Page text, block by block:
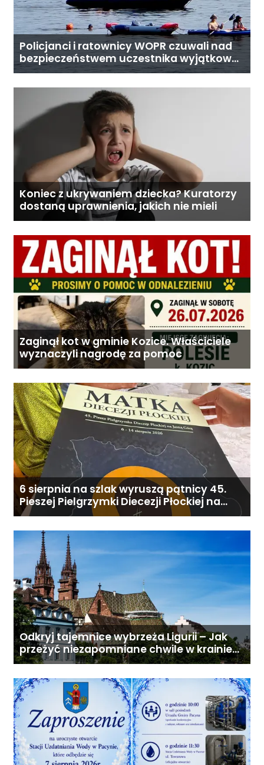
Policjanci i ratownicy WOPR czuwali nad
bezpieczeństwem uczestnika wyjątkowej
wyprawy
Koniec z ukrywaniem dziecka? Kuratorzy
dostaną uprawnienia, jakich nie mieli
Zaginął kot w gminie Kozice. Właściciele
wyznaczyli nagrodę za pomoc
6 sierpnia na szlak wyruszą pątnicy 45.
Pieszej Pielgrzymki Diecezji Płockiej na
Jasną Górę
Odkryj tajemnice wybrzeża Ligurii – Jak
przeżyć niezapomniane chwile w krainie
pesto i słońca